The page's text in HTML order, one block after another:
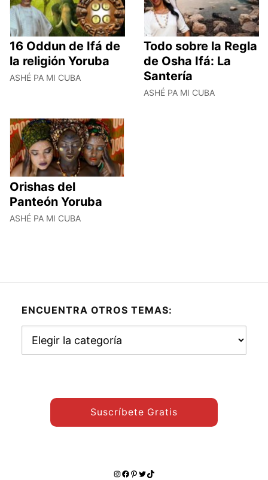
16 Oddun de Ifá de
la religión Yoruba
ASHÉ PA MI CUBA
Todo sobre la Regla
de Osha Ifá: La
Santería
ASHÉ PA MI CUBA
Orishas del
Panteón Yoruba
ASHÉ PA MI CUBA
ENCUENTRA OTROS TEMAS:
otros
Suscríbete Gratis
Instagram
Facebook
Pinterest
Twitter
TikTok